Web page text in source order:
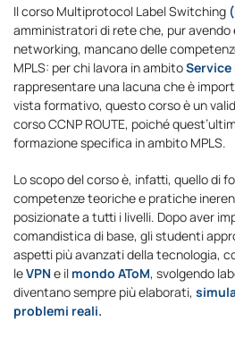
Il corso Multiprotocol Label Switching
amministratori di rete che, pur avendo
networking, mancano delle
MPLS: per chi lavora in ambitoService
rappresentare una lacuna che è
vista formativo, questo corso è un
corso CCNP ROUTE, poiché
formazione specifica in ambito MPLS.
Lo scopo del corso è, infatti, quello di
competenze teoriche e pratiche
posizionate a tutti i livelli. Dopo aver
comandistica di base, gli studenti
aspetti più avanzati della tecnologia,
leVPN e il mondo AToM, svolgendo
diventano sempre più elaborati,
problemi reali.